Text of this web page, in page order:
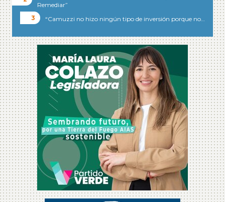
Remediar”
“Camuzzi no hizo ningún tipo de inversión porque no…